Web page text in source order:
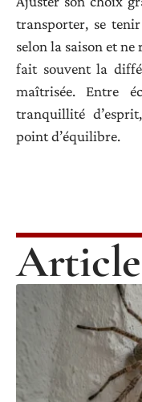
transporter, se
selon la saison et
fait souvent la
maîtrisée. Entre
tranquillité
point d’équilibre.